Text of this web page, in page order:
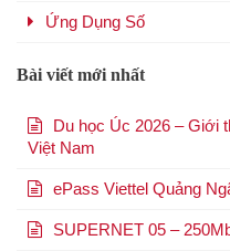
Ứng Dụng Số
Bài viết mới nhất
Du học Úc 2026 – Giới
Việt Nam
ePass Viettel Quảng
SUPERNET 05 –